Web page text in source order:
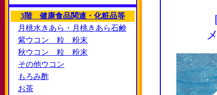
3階 健康食品関連・化粧品等
月桃水きあら・月桃きあら石鹸
紫ウコン 粒 粉末
秋ウコン 粒 粉末
その他ウコン
もろみ酢
お茶